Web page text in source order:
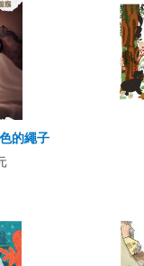
的繩子